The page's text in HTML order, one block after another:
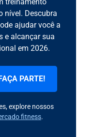
nível. Descubra
ajudar você a
e alcançar sua
em 2026.
PARTE!
explore nossos
fitness.